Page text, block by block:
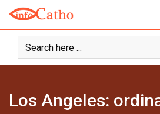
t
Los Angeles: